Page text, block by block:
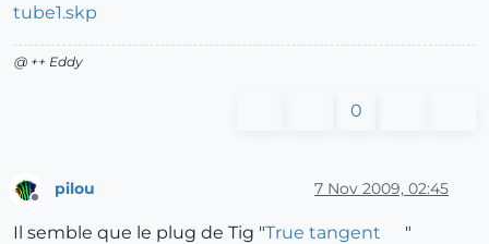
tube1.skp
@ ++ Eddy
0
pilou 7 Nov 2009, 02:45
Il semble que le plug de Tig "True tangent
"